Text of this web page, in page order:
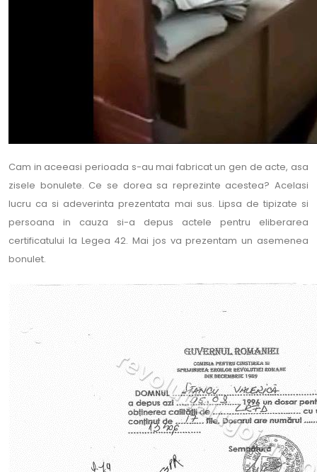
Cam in aceeasi perioada s-au mai fabricat un gen de acte, asa
zisele bonulete. Ce se dorea sa reprezinte acestea? Acelasi
lucru ca si adeverinta prezentata mai sus. Lipsa de tipizate si
persoana in cauza si-a depus actele pentru eliberarea
certificatului la Legea 42. Mai jos va prezentam un asemenea
bonulet.